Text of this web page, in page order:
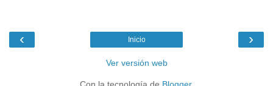
‹ ›
Inicio
Ver versión web